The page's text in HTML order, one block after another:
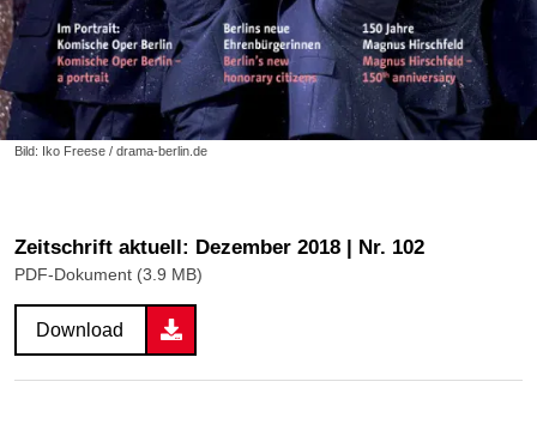
Bild: Iko Freese / drama-berlin.de
Zeitschrift aktuell: Dezember 2018 | Nr. 102
PDF-Dokument (3.9 MB)
Download